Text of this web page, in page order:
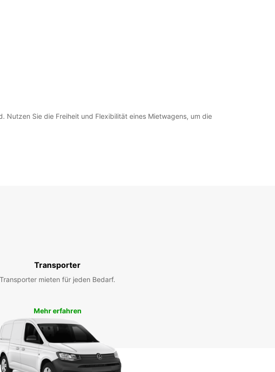
Sie die Freiheit und Flexibilität eines Mietwagens, um die
Transporter
Transporter mieten für jeden Bedarf.
Mehr erfahren